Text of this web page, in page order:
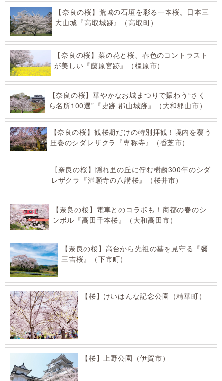
【奈良の桜】荒城の石垣を彩る一本桜。日本三
大山城『高取城跡』（高取町）
【奈良の桜】菜の花と桜、春色のコントラスト
が美しい『藤原宮跡』（橿原市）
【奈良の桜】華やかなお城まつりで賑わう“さく
ら名所100選”『史跡 郡山城跡』（大和郡山市）
【奈良の桜】観桜期だけの特別拝観！境内を覆う
圧巻のシダレザクラ『専称寺』（香芝市）
【奈良の桜】隠れ里の丘に佇む樹齢300年のシダ
レザクラ『満願寺の八講桜』（桜井市）
【奈良の桜】電車とのコラボも！商都の春のシ
ンボル『高田千本桜』（大和高田市）
【奈良の桜】高台から先祖の墓を見守る『彌
三吉桜』（下市町）
【桜】けいはんな記念公園（精華町）
【桜】上野公園（伊賀市）